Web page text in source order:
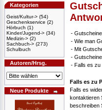
Kategorien
Geist/Kultur-> (54)
Geschenkservice (2)
Hörbuch (1)
Kinder/Jugend-> (34)
Medizin-> (2)
Sachbuch-> (273)
Schulbuch
Autoren/Hrsg.
Neue Produkte
-
- Wie man
- Mit
-
- Falls es zu
Falls es zu
Falls es
kontaktieren
beschreiben